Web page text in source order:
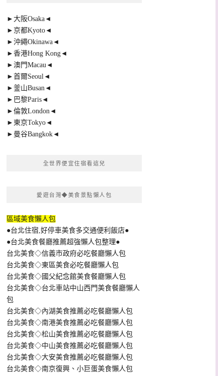
►大阪Osaka◄
►京都Kyoto◄
►沖繩Okinawa◄
►香港Hong Kong◄
►澳門Macau◄
►首爾Seoul◄
►釜山Busan◄
►巴黎Paris◄
►倫敦London◄
►東京Tokyo◄
►曼谷Bangkok◄
全世界便宜住宿看這兒
愛遊台灣◆美食景點懶人包
區域美食懶人包
●台北住宿,好停車美食多交通便利飯店●
●台北美食餐廳推薦超強懶人包整理●
台北美食◇信義市政府必吃餐廳懶人包
台北美食◇東區美食必吃餐廳懶人包
台北美食◇國父紀念館美食餐廳懶人包
台北美食◇台北車站中山西門美食餐廳懶人
包
台北美食◇內湖美食推薦必吃餐廳懶人包
台北美食◇南港美食推薦必吃餐廳懶人包
台北美食◇松山美食推薦必吃餐廳懶人包
台北美食◇中山美食推薦必吃餐廳懶人包
台北美食◇大安美食推薦必吃餐廳懶人包
台北美食◇南京復興、小巨蛋美食懶人包